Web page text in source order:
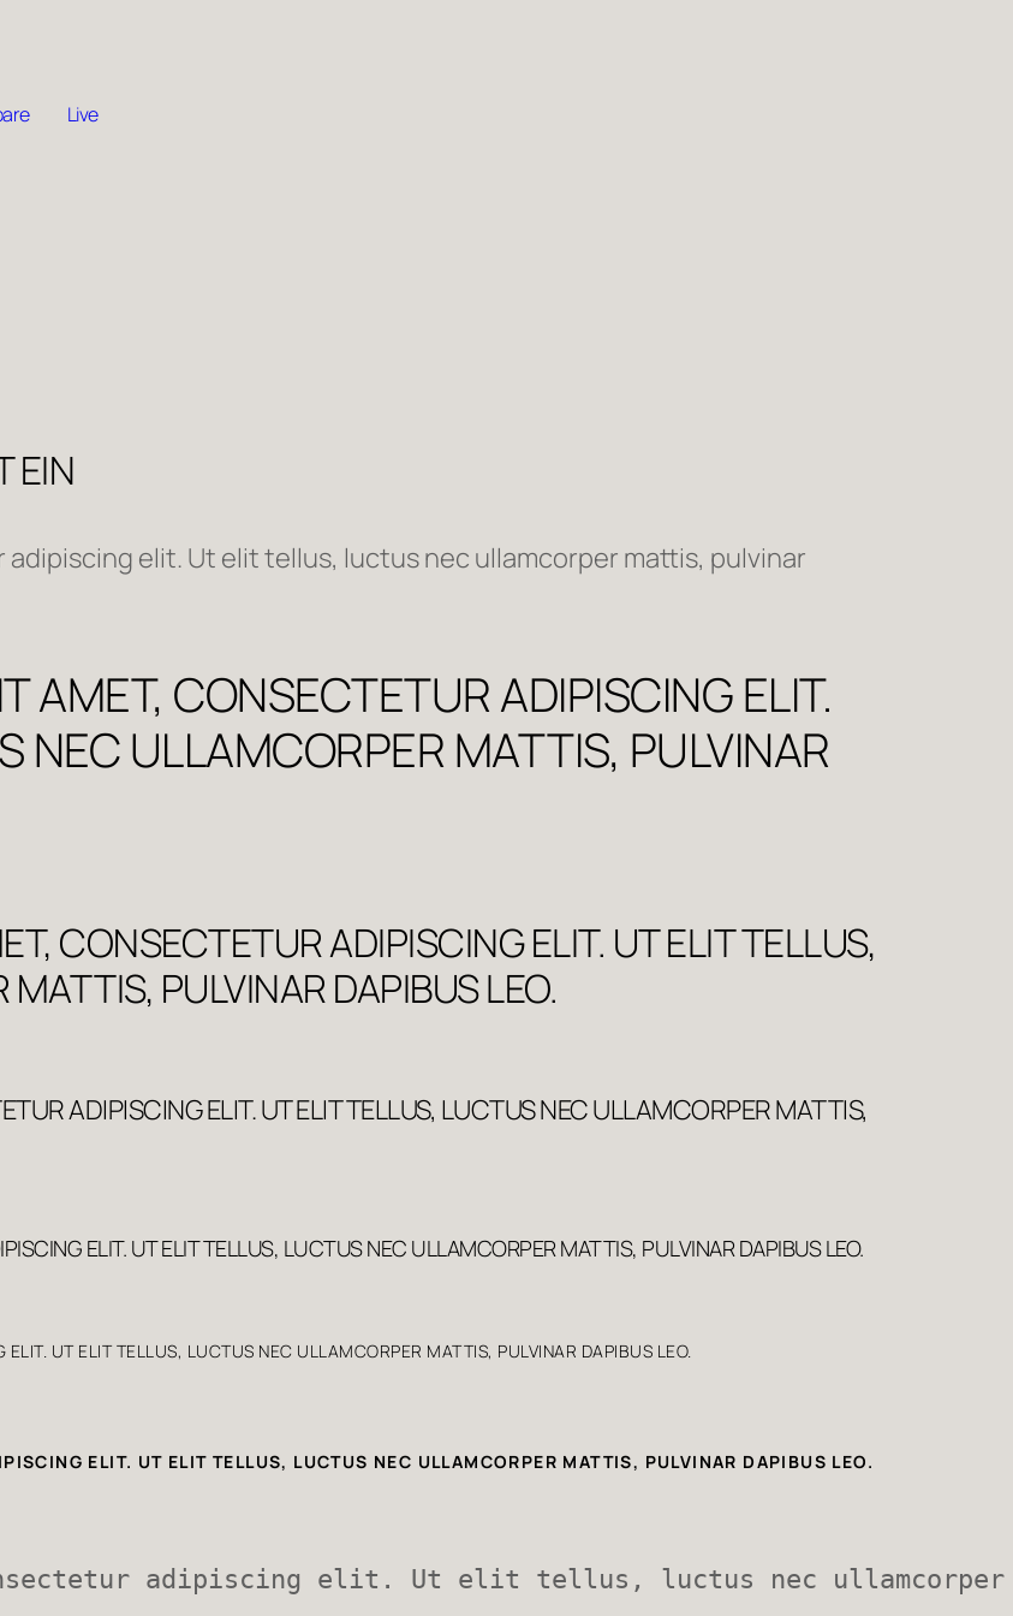
Live
EIN
elit. Ut elit tellus, luctus nec ullamcorper mattis, pulvinar
AMET, CONSECTETUR ADIPISCING ELIT.
NEC ULLAMCORPER MATTIS, PULVINAR
CONSECTETUR ADIPISCING ELIT. UT ELIT TELLUS,
PULVINAR DAPIBUS LEO.
ADIPISCING ELIT. UT ELIT TELLUS, LUCTUS NEC ULLAMCORPER MATTIS,
ELIT. UT ELIT TELLUS, LUCTUS NEC ULLAMCORPER MATTIS, PULVINAR DAPIBUS LEO.
UT ELIT TELLUS, LUCTUS NEC ULLAMCORPER MATTIS, PULVINAR DAPIBUS LEO.
ELIT. UT ELIT TELLUS, LUCTUS NEC ULLAMCORPER MATTIS, PULVINAR DAPIBUS LEO.
adipiscing elit. Ut elit tellus, luctus nec